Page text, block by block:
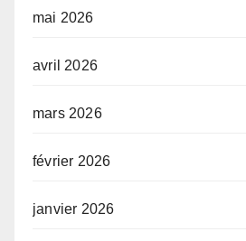
mai 2026
avril 2026
mars 2026
février 2026
janvier 2026